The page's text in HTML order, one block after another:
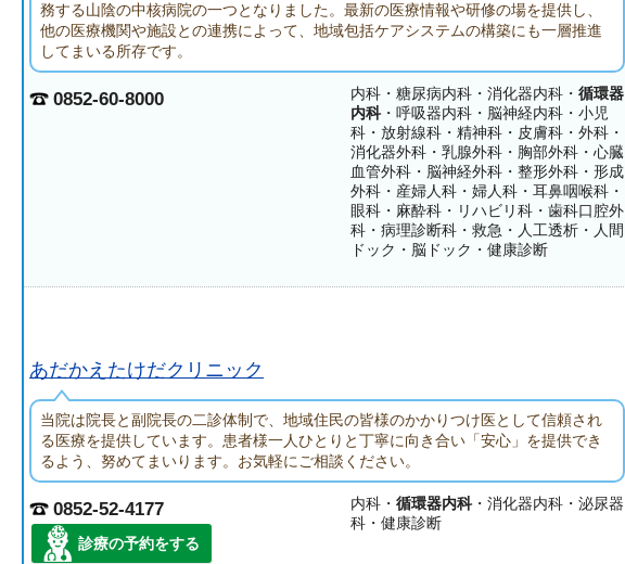
務する山陰の中核病院の一つとなりました。最新の医療情報や研修の場を提供し、
他の医療機関や施設との連携によって、地域包括ケアシステムの構築にも一層推進
してまいる所存です。
0852-60-8000 内科・糖尿病内科・消化器内科・循環器
内科・呼吸器内科・脳神経内科・小児
科・放射線科・精神科・皮膚科・外科・
消化器外科・乳腺外科・胸部外科・心臓
血管外科・脳神経外科・整形外科・形成
外科・産婦人科・婦人科・耳鼻咽喉科・
眼科・麻酔科・リハビリ科・歯科口腔外
科・病理診断科・救急・人工透析・人間
ドック・脳ドック・健康診断
あだかえたけだクリニック
当院は院長と副院長の二診体制で、地域住民の皆様のかかりつけ医として信頼され
る医療を提供しています。患者様一人ひとりと丁寧に向き合い「安心」を提供でき
るよう、努めてまいります。お気軽にご相談ください。
0852-52-4177
診療の予約をする
内科・循環器内科・消化器内科・泌尿器
科・健康診断